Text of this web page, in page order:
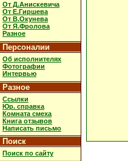
От Д.Анискевича
От Е.Гиршева
От В.Окунева
От Я.Фролова
Разное
Персоналии
Об исполнителях
Фотографии
Интервью
Разное
Ссылки
Юр. справка
Комната смеха
Книга отзывов
Написать письмо
Поиск
Поиск по сайту